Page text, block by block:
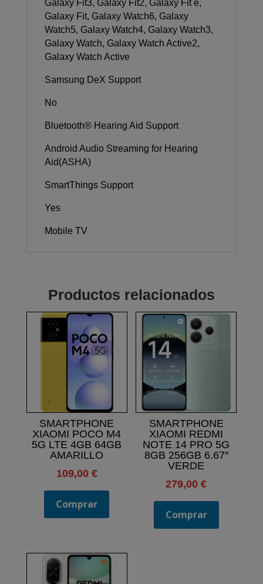
Galaxy Fit3, Galaxy Fit2, Galaxy Fit e,
Galaxy Fit, Galaxy Watch6, Galaxy
Watch5, Galaxy Watch4, Galaxy Watch3,
Galaxy Watch, Galaxy Watch Active2,
Galaxy Watch Active
Samsung DeX Support
No
Bluetooth® Hearing Aid Support
Android Audio Streaming for Hearing
Aid(ASHA)
SmartThings Support
Yes
Mobile TV
Productos relacionados
SMARTPHONE
XIAOMI POCO M4
5G LTE 4GB 64GB
AMARILLO
109,00 €
Comprar
SMARTPHONE
XIAOMI REDMI
NOTE 14 PRO 5G
8GB 256GB 6.67″
VERDE
279,00€
Comprar